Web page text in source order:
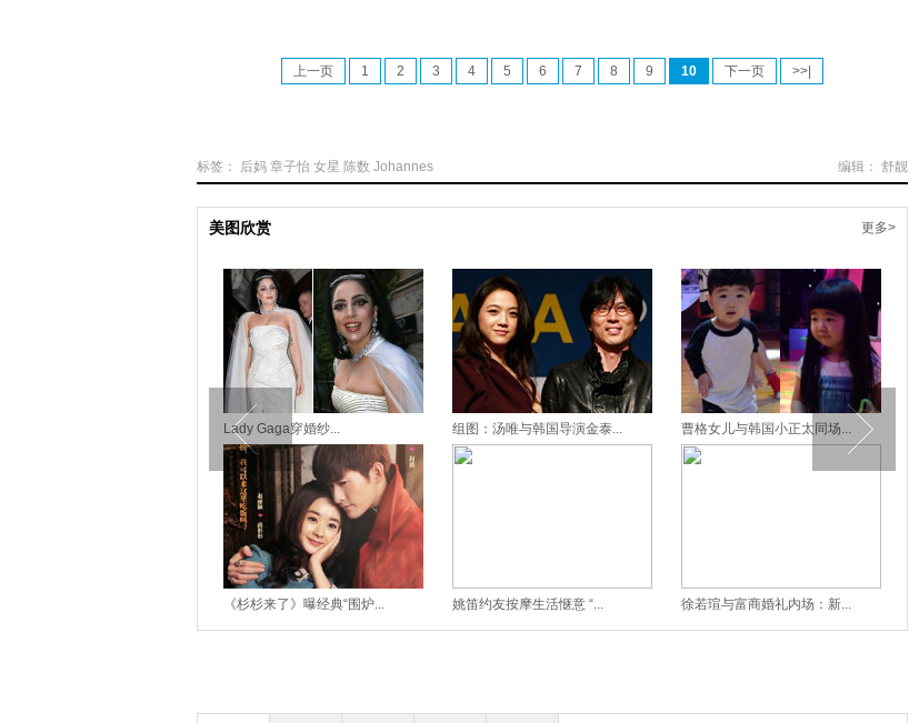
上一页 1 2 3 4 5 6 7 8 9 10 下一页 >>|
编辑： 舒靓
标签： 后妈 章子怡 女星 陈数 Johannes
美图欣赏 更多>
Lady Gaga穿婚纱... 组图：汤唯与韩国导演金泰... 曹格女儿与韩国小正太同场...
《杉杉来了》曝经典“围炉... 姚笛约友按摩生活惬意 “... 徐若瑄与富商婚礼内场：新...